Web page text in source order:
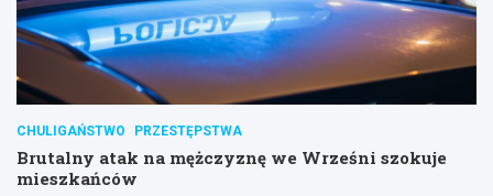
CHULIGAŃSTWO PRZESTĘPSTWA
Brutalny atak na mężczyznę we Wrześni szokuje
mieszkańców